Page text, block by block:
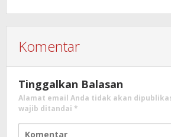
Komentar
Tinggalkan Balasan
Alamat email Anda tidak akan
wajib ditandai *